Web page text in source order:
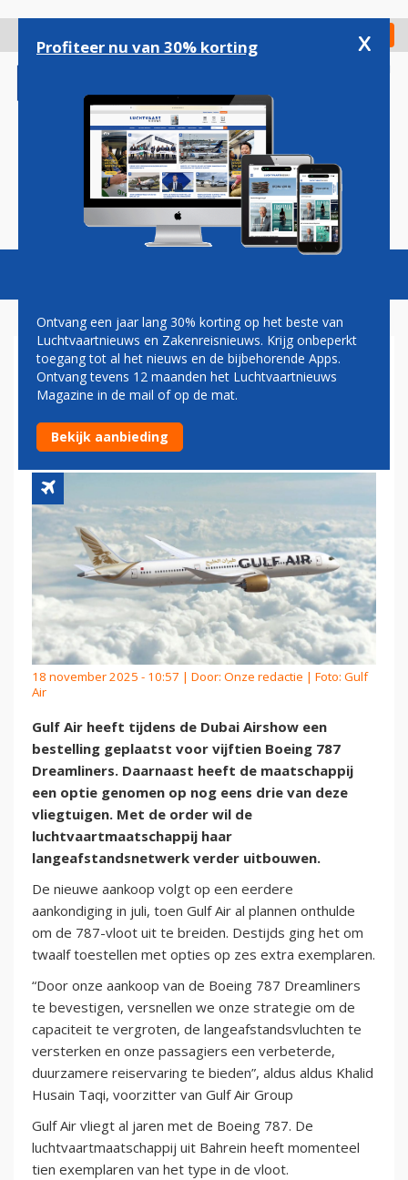
gaan
Check in
Magazine Podcasts Vacatures
GULF AIR BREIDT MET
NIEUWE BESTELLING BOEING
787-VLOOT VERDER UIT
18 november 2025 - 10:57 | Door: Onze redactie | Foto: Gulf
Air
Gulf Air heeft tijdens de Dubai Airshow een
bestelling geplaatst voor vijftien Boeing 787
Dreamliners. Daarnaast heeft de maatschappij
een optie genomen op nog eens drie van deze
vliegtuigen. Met de order wil de
luchtvaartmaatschappij haar
langeafstandsnetwerk verder uitbouwen.
De nieuwe aankoop volgt op een eerdere
aankondiging in juli, toen Gulf Air al plannen onthulde
om de 787-vloot uit te breiden. Destijds ging het om
twaalf toestellen met opties op zes extra exemplaren.
“Door onze aankoop van de Boeing 787 Dreamliners
te bevestigen, versnellen we onze strategie om de
capaciteit te vergroten, de langeafstandsvluchten te
versterken en onze passagiers een verbeterde,
duurzamere reiservaring te bieden”, aldus aldus Khalid
Husain Taqi, voorzitter van Gulf Air Group
Gulf Air vliegt al jaren met de Boeing 787. De
luchtvaartmaatschappij uit Bahrein heeft momenteel
tien exemplaren van het type in de vloot.
Profiteer nu van 30% korting x
Ontvang een jaar lang 30% korting op het beste van
Luchtvaartnieuws en Zakenreisnieuws. Krijg onbeperkt
toegang tot al het nieuws en de bijbehorende Apps.
Ontvang tevens 12 maanden het Luchtvaartnieuws
Magazine in de mail of op de mat.
Bekijk aanbieding